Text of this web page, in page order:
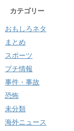
カテゴリー
おもしろネタ
まとめ
スポーツ
プチ情報
事件・事故
恐怖
未分類
海外ニュース